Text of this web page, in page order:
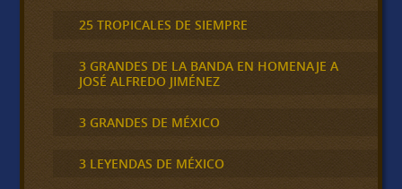
25 TROPICALES DE SIEMPRE
3 GRANDES DE LA BANDA EN HOMENAJE A
JOSÉ ALFREDO JIMÉNEZ
3 GRANDES DE MÉXICO
3 LEYENDAS DE MÉXICO